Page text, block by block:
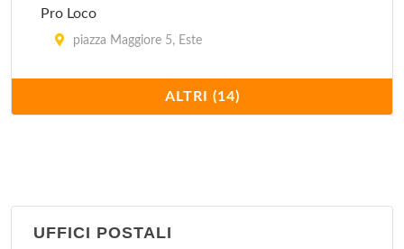
Pro Loco
piazza Maggiore 5, Este
via Giuseppe Garibaldi 42, Piove di Sacco
Turismo Padova
ALTRI (14)
UFFICI POSTALI